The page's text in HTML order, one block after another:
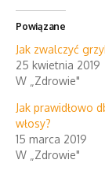
Powiązane
Jak zwalczyć
25 kwietnia 2019
W „Zdrowie"
Jak prawidłowo
włosy?
15 marca 2019
W „Zdrowie"